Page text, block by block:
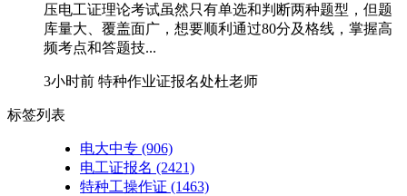
压电工证理论考试虽然只有单选和判断两种题型，但题
库量大、覆盖面广，想要顺利通过80分及格线，掌握高
频考点和答题技...
3小时前 特种作业证报名处杜老师
标签列表
电大中专 (906)
电工证报名 (2421)
特种工操作证 (1463)